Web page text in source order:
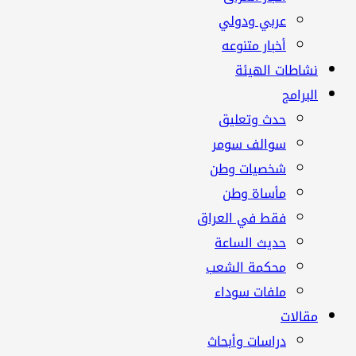
عربي ودولي
أخبار متنوعه
نشاطات الهيئة
البرامج
حدث وتعليق
سوالف سومر
شخصيات وطن
مأساة وطن
فقط في العراق
حديث الساعة
محكمة الشعب
ملفات سوداء
مقالات
دراسات وأبحاث